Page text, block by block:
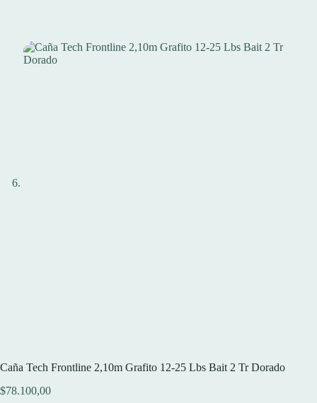
Caña Tech Frontline 2,10m Grafito 12-25 Lbs Bait 2 Tr Dorado
$78.100,00